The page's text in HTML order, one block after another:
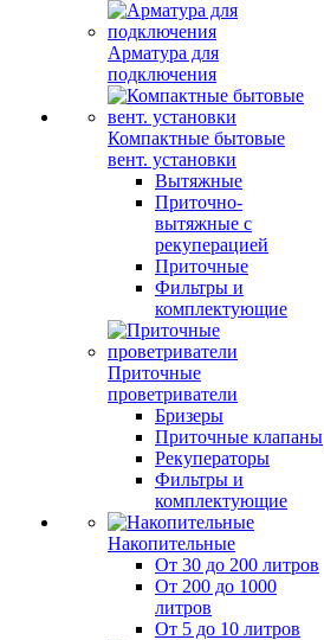
Арматура для
подключения
Компактные бытовые
вент. установки
Вытяжные
Приточно-
вытяжные с
рекуперацией
Приточные
Фильтры и
комплектующие
Приточные
проветриватели
Бризеры
Приточные клапаны
Рекуператоры
Фильтры и
комплектующие
Накопительные
От 30 до 200 литров
От 200 до 1000
литров
От 5 до 10 литров